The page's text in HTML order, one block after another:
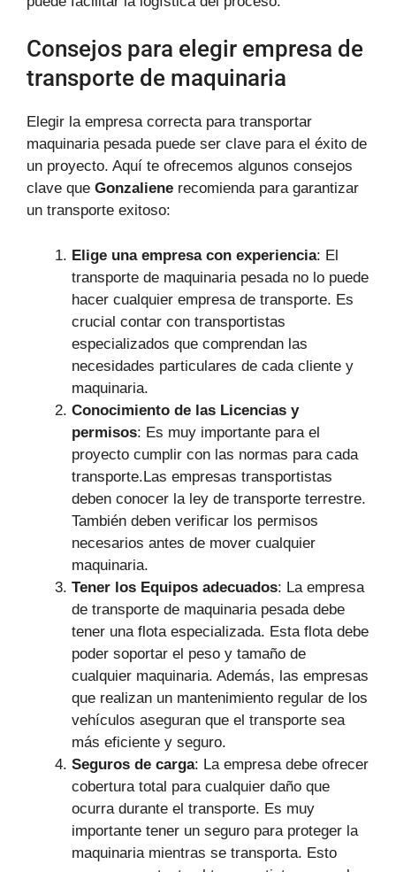
Consejos para elegir empresa de
transporte de maquinaria
Elegir la empresa correcta para transportar
maquinaria pesada puede ser clave para el éxito de
un proyecto. Aquí te ofrecemos algunos consejos
clave que Gonzaliene recomienda para garantizar
un transporte exitoso:
Elige una empresa con experiencia: El
transporte de maquinaria pesada no lo puede
hacer cualquier empresa de transporte. Es
crucial contar con transportistas
especializados que comprendan las
necesidades particulares de cada cliente y
maquinaria.
Conocimiento de las Licencias y
permisos: Es muy importante para el
proyecto cumplir con las normas para cada
transporte.Las empresas transportistas
deben conocer la ley de transporte terrestre.
También deben verificar los permisos
necesarios antes de mover cualquier
maquinaria.
Tener los Equipos adecuados: La empresa
de transporte de maquinaria pesada debe
tener una flota especializada. Esta flota debe
poder soportar el peso y tamaño de
cualquier maquinaria. Además, las empresas
que realizan un mantenimiento regular de los
vehículos aseguran que el transporte sea
más eficiente y seguro.
Seguros de carga: La empresa debe ofrecer
cobertura total para cualquier daño que
ocurra durante el transporte. Es muy
importante tener un seguro para proteger la
maquinaria mientras se transporta. Esto